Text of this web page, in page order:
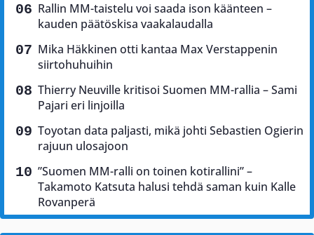
Rallin MM-taistelu voi saada ison käänteen –
kauden päätöskisa vaakalaudalla
Mika Häkkinen otti kantaa Max Verstappenin
siirtohuhuihin
Thierry Neuville kritisoi Suomen MM-rallia – Sami
Pajari eri linjoilla
Toyotan data paljasti, mikä johti Sebastien Ogierin
rajuun ulosajoon
”Suomen MM-ralli on toinen kotirallini” –
Takamoto Katsuta halusi tehdä saman kuin Kalle
Rovanperä